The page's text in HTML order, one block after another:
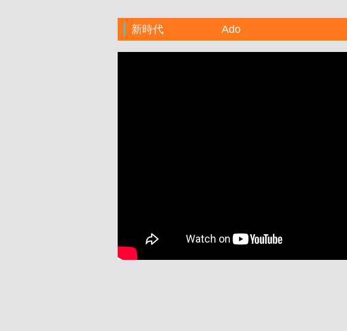
新時代 Ado